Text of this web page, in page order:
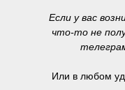
Если у вас
что-то не
Или в любом